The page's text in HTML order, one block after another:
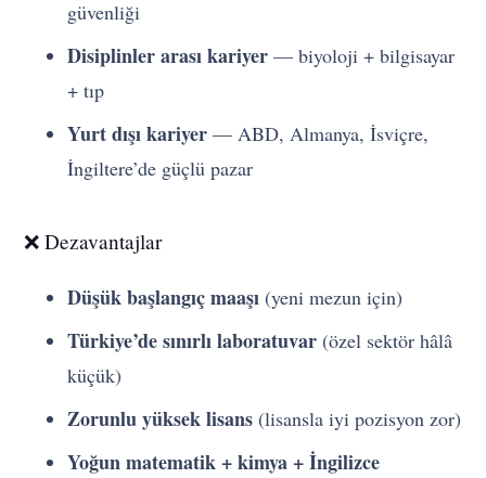
güvenliği
Disiplinler arası kariyer — biyoloji + bilgisayar
+ tıp
Yurt dışı kariyer — ABD, Almanya, İsviçre,
İngiltere’de güçlü pazar
❌ Dezavantajlar
Düşük başlangıç maaşı (yeni mezun için)
Türkiye’de sınırlı laboratuvar (özel sektör hâlâ
küçük)
Zorunlu yüksek lisans (lisansla iyi pozisyon zor)
Yoğun matematik + kimya + İngilizce